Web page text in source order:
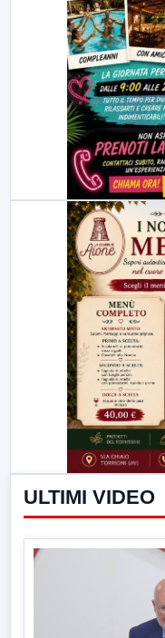
ULTIMI VIDEO